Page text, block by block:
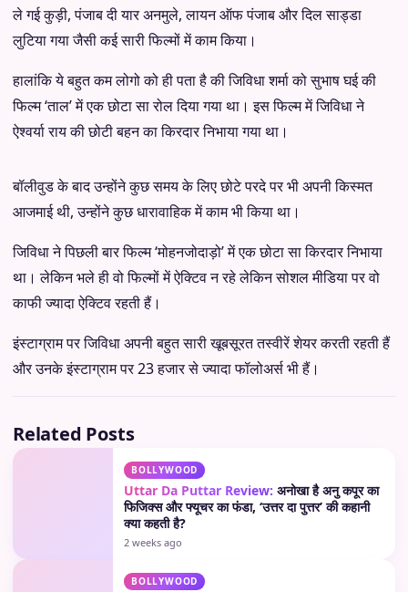
ले गई कुड़ी, पंजाब दी यार अनमुले, लायन ऑफ पंजाब और दिल साड्डा
लुटिया गया जैसी कई सारी फिल्मों में काम किया।
हालांकि ये बहुत कम लोगो को ही पता है की जिविधा शर्मा को सुभाष घई की
फिल्म ‘ताल’ में एक छोटा सा रोल दिया गया था। इस फिल्म में जिविधा ने
ऐश्वर्या राय की छोटी बहन का किरदार निभाया गया था।
बॉलीवुड के बाद उन्होंने कुछ समय के लिए छोटे परदे पर भी अपनी किस्मत
आजमाई थी, उन्होंने कुछ धारावाहिक में काम भी किया था।
जिविधा ने पिछली बार फिल्म ‘मोहनजोदाड़ो’ में एक छोटा सा किरदार निभाया
था। लेकिन भले ही वो फिल्मों में ऐक्टिव न रहे लेकिन सोशल मीडिया पर वो
काफी ज्यादा ऐक्टिव रहती हैं।
इंस्टाग्राम पर जिविधा अपनी बहुत सारी खूबसूरत तस्वीरें शेयर करती रहती हैं
और उनके इंस्टाग्राम पर 23 हजार से ज्यादा फॉलोअर्स भी हैं।
Related Posts
BOLLYWOOD
Uttar Da Puttar Review: अनोखा है अनु कपूर का
फिजिक्स और फ्यूचर का फंडा, ‘उत्तर दा पुत्तर’ की कहानी
क्या कहती है?
2 weeks ago
BOLLYWOOD